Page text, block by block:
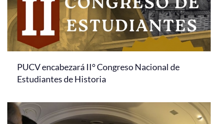
PUCV encabezará II° Congreso Nacional de
Estudiantes de Historia